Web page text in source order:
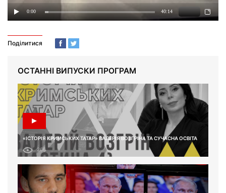
Поділитися
ОСТАННІ ВИПУСКИ ПРОГРАМ
«ІСТОРІЯ КРИМСЬКИХ ТАТАР» ВАЛЕРІЯ ВОЗГРІНА ТА СУЧАСНА ОСВІТА
266